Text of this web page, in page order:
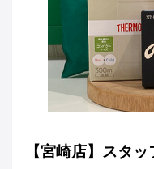
【宮崎店】スタ